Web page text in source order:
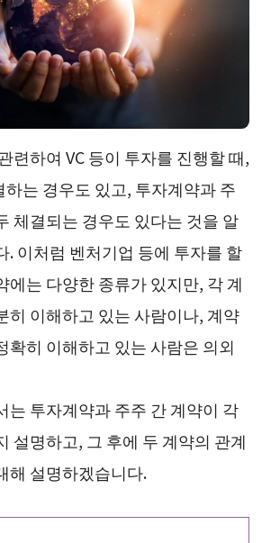
련하여 VC 등이 투자를 진행할 때,
는 경우도 있고, 투자계약과 주
체결되는 경우도 있다는 것을 알
. 이처럼 벤처기업 등에 투자를 할
에는 다양한 종류가 있지만, 각 계
히 이해하고 있는 사람이나, 계약
확히 이해하고 있는 사람은 의외
는 투자계약과 주주 간 계약이 각
설명하고, 그 후에 두 계약의 관계
해 설명하겠습니다.